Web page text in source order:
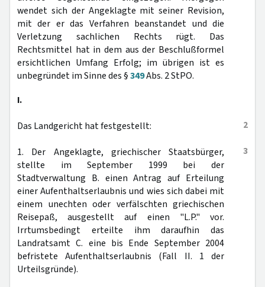
wendet sich der Angeklagte mit seiner Revision,
mit der er das Verfahren beanstandet und die
Verletzung sachlichen Rechts rügt. Das
Rechtsmittel hat in dem aus der Beschlußformel
ersichtlichen Umfang Erfolg; im übrigen ist es
unbegründet im Sinne des §349Abs. 2 StPO.
I.
2
Das Landgericht hat festgestellt:
3
1. Der Angeklagte, griechischer Staatsbürger,
stellte im September 1999 bei der
Stadtverwaltung B. einen Antrag auf Erteilung
einer Aufenthaltserlaubnis und wies sich dabei mit
einem unechten oder verfälschten griechischen
Reisepaß, ausgestellt auf einen "L.P." vor.
Irrtumsbedingt erteilte ihm daraufhin das
Landratsamt C. eine bis Ende September 2004
befristete Aufenthaltserlaubnis (Fall II. 1 der
Urteilsgründe).